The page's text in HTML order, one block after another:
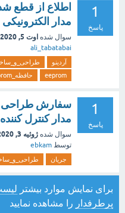
1
پاسخ
اطلاع از قطع
مدار الکترونیکی
سوال شده اوت 5, 2020
ali_tabatabai
آردینو
eeprom
حافظه_eeprom
1
پاسخ
سفارش
مدار کنترل
سوال شده ژوئیه 3, 2020
توسط ebkam
جریان
برای نمایش موارد بیشتر
پرطرفدار را مشاهده نمایید